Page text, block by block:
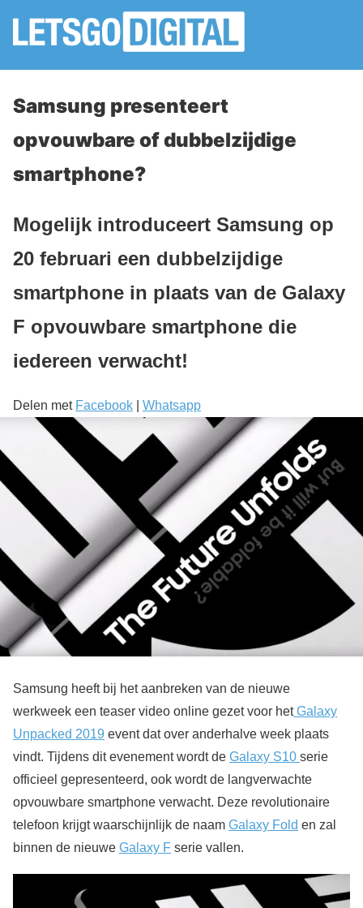
Samsung presenteert
opvouwbare of dubbelzijdige
smartphone?
Mogelijk introduceert Samsung op
20 februari een dubbelzijdige
smartphone in plaats van de Galaxy
F opvouwbare smartphone die
iedereen verwacht!
Delen met Facebook Whatsapp
Samsung heeft bij het aanbreken van de nieuwe
werkweek een teaser video online gezet voor hetGalaxy
Unpacked 2019 event dat over anderhalve week plaats
vindt. Tijdens dit evenement wordt de Galaxy S10 serie
officieel gepresenteerd, ook wordt de langverwachte
opvouwbare smartphone verwacht. Deze revolutionaire
telefoon krijgt waarschijnlijk de naam Galaxy Fold en zal
binnen de nieuwe Galaxy F serie vallen.